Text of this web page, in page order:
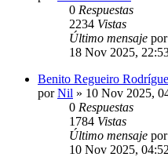
0 Respuestas
2234 Vistas
Último mensaje por
18 Nov 2025,
Benito Regueiro
porNil » 10 Nov 2025,
0 Respuestas
1784 Vistas
Último mensaje por
10 Nov 2025, 04:52